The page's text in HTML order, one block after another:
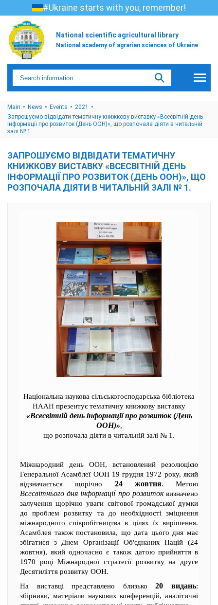
#Ukraine starts with you, remember!
National scientific agricultural library
National academy of agrarian sciences of Ukraine
Main News Events
2021
Запрошуємо відвідати тематичну книжкову виставку «Всесвітній день
інформації про розвиток (День ООН)», що розпочала діяти в читальній
залі № 1.
ЗАПРОШУЄМО ВІДВІДАТИ ТЕМАТИЧНУ
КНИЖКОВУ ВИСТАВКУ «ВСЕСВІТНІЙ ДЕНЬ
ІНФОРМАЦІЇ ПРО РОЗВИТОК (ДЕНЬ ООН)», ЩО
РОЗПОЧАЛА ДІЯТИ В ЧИТАЛЬНІЙ ЗАЛІ № 1.
Національна наукова сільськогосподарська бібліотека
НААН презентує тематичну книжкову виставку
«Всесвітній день інформації про розвиток (День
ООН)»,
що розпочала діяти в читальній залі № 1.
Міжнародний день ООН, встановлений резолюцією
Генеральної Асамблеї ООН 19 грудня 1972 року, який
відзначається щорічно 24 жовтня. Метою
Всесвітнього дня інформації про розвитоквизначено
залучення щорічно уваги світової громадської думки
до проблем розвитку та до необхідності зміцнення
міжнародного співробітництва в цілях їх вирішення.
Асамблея також постановила, що дата цього дня має
збігатися з Днем Організації Об'єднаних Націй (24
жовтня), який одночасно є також датою прийняття в
1970 році Міжнародної стратегії розвитку на друге
Десятиліття розвитку ООН.
На виставці представлено близько20 видань:
збірники, матеріали наукових конференцій, аналітичні